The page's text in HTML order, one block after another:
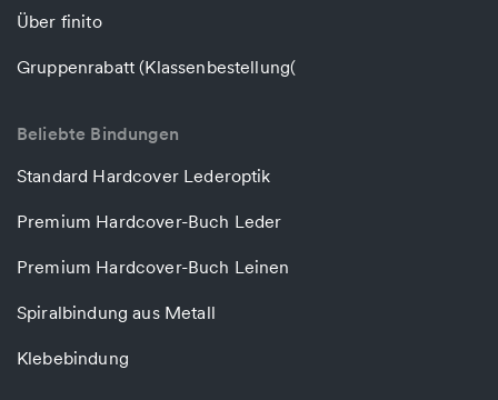
Über finito
Gruppenrabatt (Klassenbestellung(
Beliebte Bindungen
Standard Hardcover Lederoptik
Premium Hardcover-Buch Leder
Premium Hardcover-Buch Leinen
Spiralbindung aus Metall
Klebebindung